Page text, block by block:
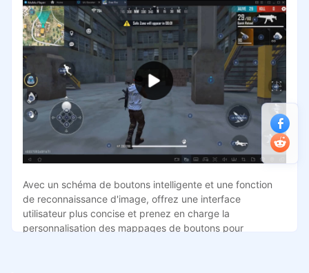
Avec un schéma de boutons intelligente et une fonction
de reconnaissance d'image, offrez une interface
utilisateur plus concise et prenez en charge la
personnalisation des mappages de boutons pour